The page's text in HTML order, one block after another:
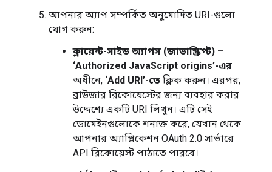
আপনার অ্যাপ সম্পর্কিত অনুমোদিত URI-গুলো
যোগ করুন:
ক্লায়েন্ট-সাইড অ্যাপস (জাভাস্ক্রিপ্ট) –
‘Authorized JavaScript origins’-এর
অধীনে, ‘Add URI’-তে ক্লিক করুন। এরপর,
ব্রাউজার রিকোয়েস্টের জন্য ব্যবহার করার
উদ্দেশ্যে একটি URI লিখুন। এটি সেই
ডোমেইনগুলোকে শনাক্ত করে, যেখান থেকে
আপনার অ্যাপ্লিকেশন OAuth 2.0 সার্ভারে
API রিকোয়েস্ট পাঠাতে পারবে।